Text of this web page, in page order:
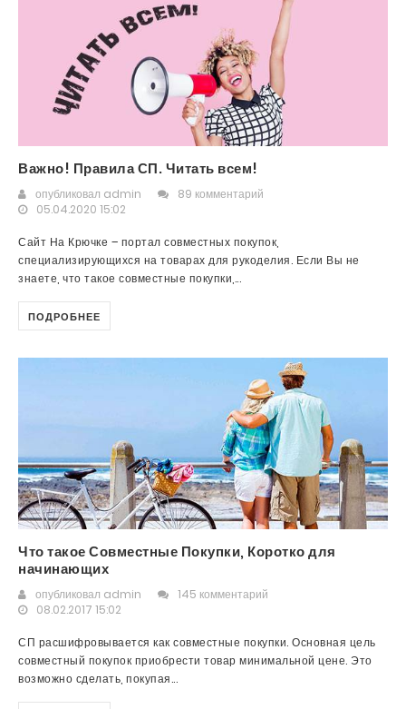
Важно! Правила СП. Читать всем!
опубликовал admin
89 комментарий
05.04.2020 15:02
Сайт На Крючке – портал совместных покупок,
специализирующихся на товарах для рукоделия. Если Вы не
знаете, что такое совместные покупки,...
ПОДРОБНЕЕ
Что такое Совместные Покупки, Коротко для
начинающих
опубликовал admin
145 комментарий
08.02.2017 15:02
СП расшифровывается как совместные покупки. Основная цель
совместный покупок приобрести товар минимальной цене. Это
возможно сделать, покупая...